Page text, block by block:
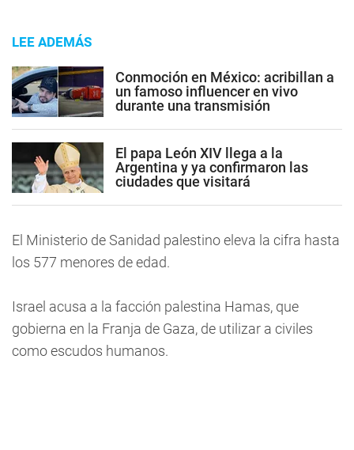
LEE ADEMÁS
Conmoción en México: acribillan a
un famoso influencer en vivo
durante una transmisión
El papa León XIV llega a la
Argentina y ya confirmaron las
ciudades que visitará
El Ministerio de Sanidad palestino eleva la cifra hasta
los 577 menores de edad.
Israel acusa a la facción palestina Hamas, que
gobierna en la Franja de Gaza, de utilizar a civiles
como escudos humanos.